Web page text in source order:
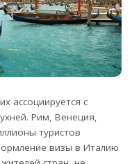
ассоциируется с
Рим, Венеция,
туристов
визы в Италию